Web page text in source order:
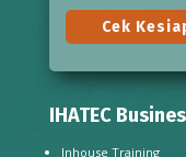
Cek
IHATEC
Inhouse Training